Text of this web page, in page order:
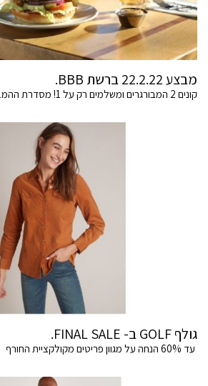
מבצע 22.2.22 ברשת BBB.
קונים 2 המבורגרים ומשלמים רק על 1! מסדרת ההמבורגרים הקלאסיים.
גולף GOLF ב- FINAL SALE.
עד 60% הנחה על מגוון פריטים מקולקציית החורף